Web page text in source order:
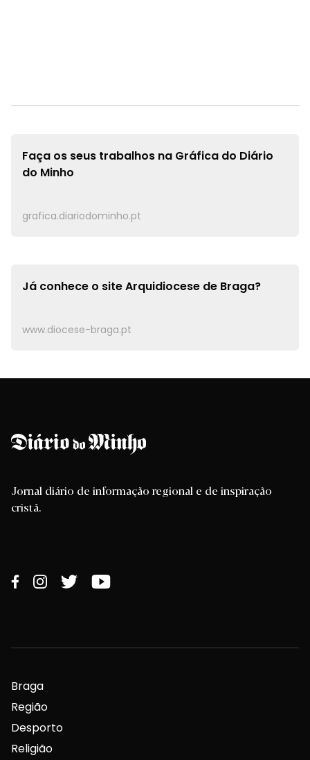
Faça os seus trabalhos na Gráfica do Diário
do Minho
grafica.diariodominho.pt
Já conhece o siteArquidiocese de Braga?
www.diocese-braga.pt
Jornal diário de informação regional e de inspiração
cristã.
Braga
Região
Desporto
Religião